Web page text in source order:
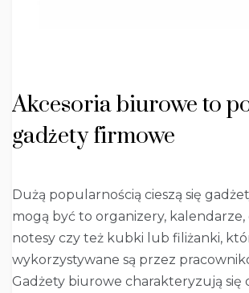
Akcesoria biurowe to
gadżety firmowe
Dużą popularnością cieszą się
mogą być to organizery, kalendarze,
notesy czy też kubki lub filiżanki,
wykorzystywane są przez
Gadżety biurowe charakteryzują się